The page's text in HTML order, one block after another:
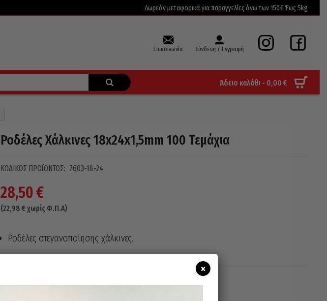
Δωρεάν μεταφορικά για παραγγελίες άνω των 150€ Έως 5kg
Επικοινωνία Σύνδεση / Εγγραφή
Άδειο καλάθι - 0,00 €
Ροδέλες Χάλκινες 18x24x1,5mm 100 Τεμάχια
ΚΩΔΙΚΌΣ ΠΡΟΪΌΝΤΟΣ: 7603-18-24
28,50€
(22,98 € χωρίς Φ.Π.Α)
Ροδέλες στεγανοποίησης χάλκινες.
×